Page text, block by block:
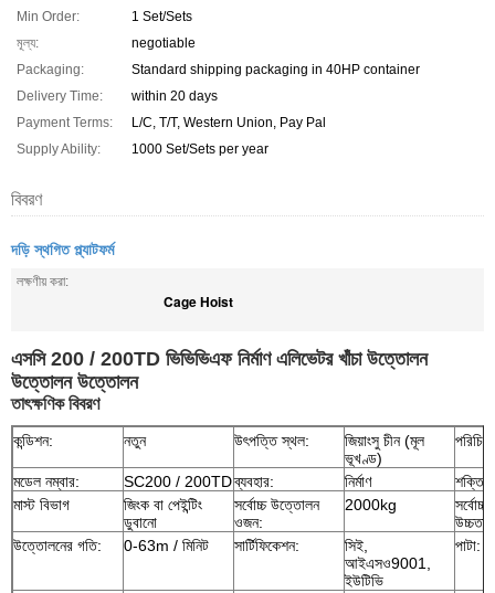
Min Order:
1 Set/Sets
মূল্য:
negotiable
Packaging:
Standard shipping packaging in 40HP container
Delivery Time:
within 20 days
Payment Terms:
L/C, T/T, Western Union, Pay Pal
Supply Ability:
1000 Set/Sets per year
বিবরণ
দড়ি স্থগিত প্ল্যাটফর্ম
লক্ষণীয় করা:
Cage Hoist
এসসি 200 / 200TD ভিভিভিএফ নির্মাণ এলিভেটর খাঁচা উত্তোলন
উত্তোলন উত্তোলন
তাৎক্ষণিক বিবরণ
কন্ডিশন: নতুন উৎপত্তি স্থল:
জিয়াংসু চীন (মূল
ভূখণ্ড)
মডেল নম্বার: SC200 / 200TDব্যবহার: নির্মাণ
মাস্ট বিভাগ
জিংক বা পেইন্টিং
ডুবানো
সর্বোচ্চ উত্তোলন
ওজন:
2000kg
উচ্চতা:
উত্তোলনের গতি:
0-63m / মিনিট সার্টিফিকেশন:
সিই,
আইএসও9001,
ইউটিভি
পাটা: